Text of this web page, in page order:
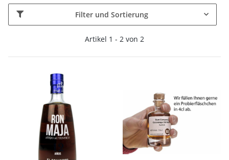
Filter und Sortierung
Artikel 1 - 2 von 2